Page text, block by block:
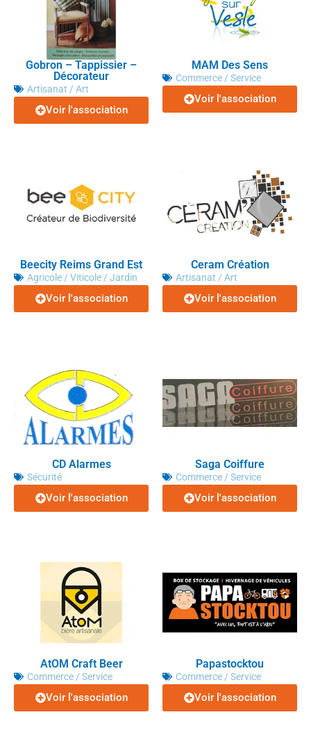
Gobron – Tappissier –
Décorateur
Artisanat / Art
Voir l'association
MAM Des Sens
Commerce / Service
Voir l'association
Beecity Reims Grand Est
Agricole / Viticole / Jardin
Voir l'association
Ceram Création
Artisanat / Art
Voir l'association
CD Alarmes
Sécurité
Voir l'association
Saga Coiffure
Commerce / Service
Voir l'association
AtOM Craft Beer
Commerce / Service
Voir l'association
Papastocktou
Commerce / Service
Voir l'association